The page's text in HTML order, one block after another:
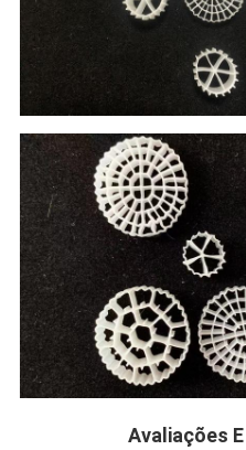
Avaliações